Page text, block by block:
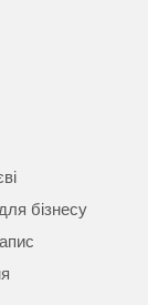
бізнесу